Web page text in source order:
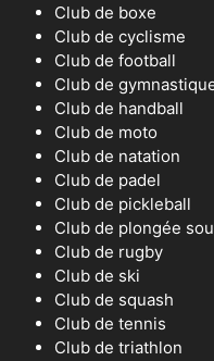
Club de boxe
Club de cyclisme
Club de football
Club de
Club de handball
Club de moto
Club de natation
Club de padel
Club de pickleball
Club de plongée
Club de rugby
Club de ski
Club de squash
Club de tennis
Club de triathlon